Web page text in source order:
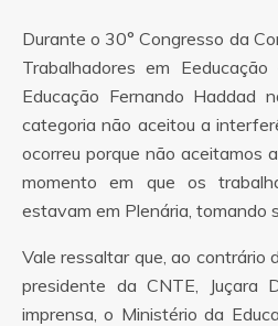
Durante o 30° Congresso da
Trabalhadores em
Educação Fernando Haddad
categoria não aceitou a
ocorreu porque não aceitamos
momento em que os
estavam em Plenária, tomando
Vale ressaltar que, ao contrário
presidente da CNTE, Juçara
imprensa, o Ministério da